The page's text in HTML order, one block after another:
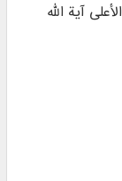
آية الله